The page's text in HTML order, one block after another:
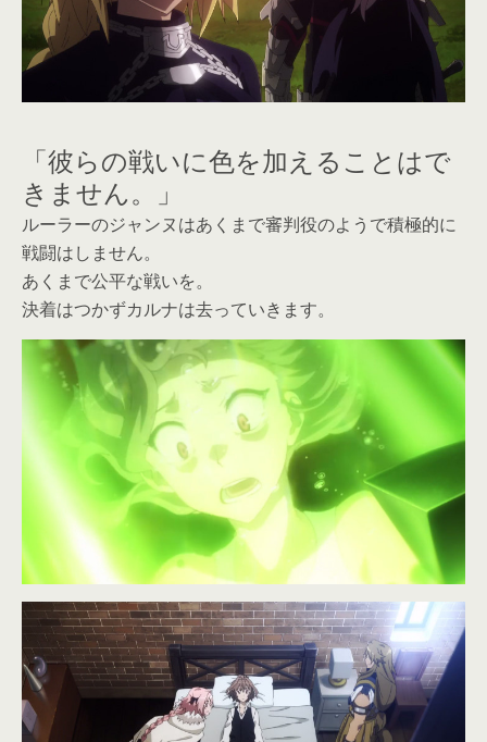
「彼らの戦いに色を加えることはで
きません。」
ルーラーのジャンヌはあくまで審判役のようで積極的に
戦闘はしません。
あくまで公平な戦いを。
決着はつかずカルナは去っていきます。